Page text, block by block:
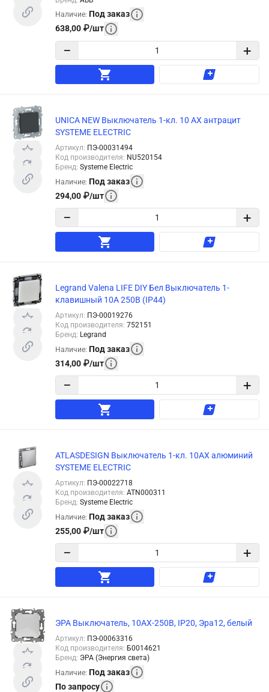
Наличие: Под заказ
638,00 ₽/шт
− +
UNICA NEW Выключатель 1-кл. 10 AX антрацит
SYSTEME ELECTRIC
Артикул: ПЭ-00031494
Код производителя: NU520154
Бренд: Systeme Electric
Наличие: Под заказ
294,00 ₽/шт
− +
Legrand Valena LIFE DIY Бел Выключатель 1-
клавишный 10А 250В (IP44)
Артикул: ПЭ-00019276
Код производителя: 752151
Бренд: Legrand
Наличие: Под заказ
314,00 ₽/шт
− +
ATLASDESIGN Выключатель 1-кл. 10АХ алюминий
SYSTEME ELECTRIC
Артикул: ПЭ-00022718
Код производителя: ATN000311
Бренд: Systeme Electric
Наличие: Под заказ
255,00 ₽/шт
− +
ЭРА Выключатель, 10АХ-250В, IP20, Эра12, белый
Артикул: ПЭ-00063316
Код производителя: Б0014621
Бренд: ЭРА (Энергия света)
Наличие: Под заказ
По запросу